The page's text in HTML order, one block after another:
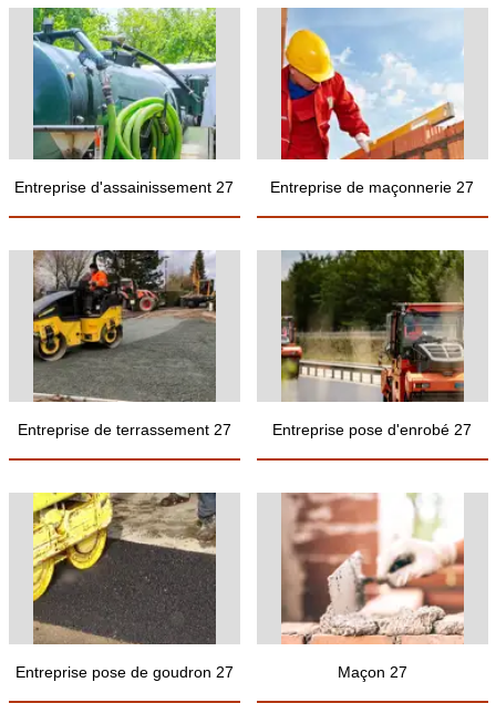
Entreprise d'assainissement 27 Entreprise de maçonnerie 27
Entreprise de terrassement 27 Entreprise pose d'enrobé 27
Entreprise pose de goudron 27 Maçon 27